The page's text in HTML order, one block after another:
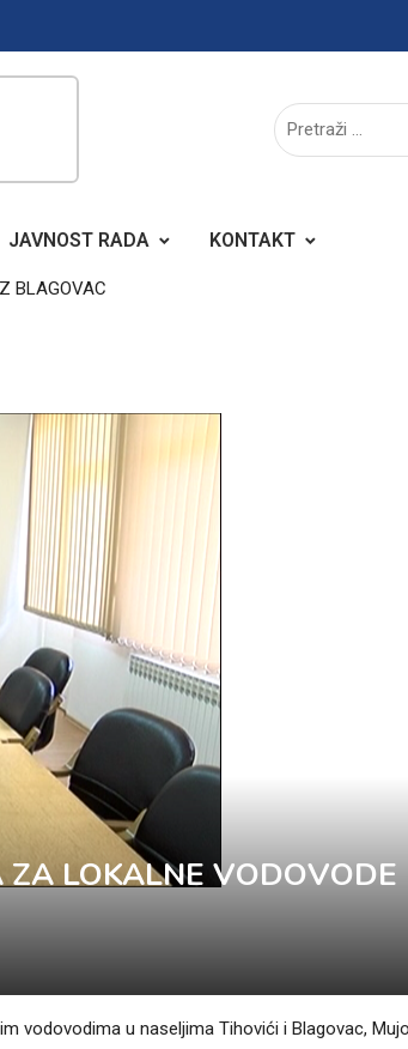
JAVNOST RADA KONTAKT
BLAGOVAC
LOKALNE VODOVODE
vodovodima u naseljima Tihovići i Blagovac,